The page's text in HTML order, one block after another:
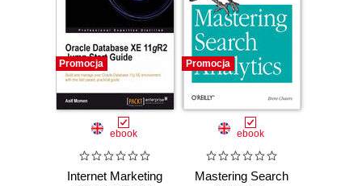
Promocja
ebook
Internet Marketing
Promocja
ebook
Mastering Search